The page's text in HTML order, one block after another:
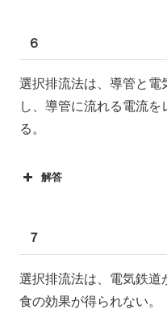
６
選択排流法は、導管と電
し、導管に流れる電流
る。
解答
７
選択排流法は、電気鉄道
食の効果が得られない。